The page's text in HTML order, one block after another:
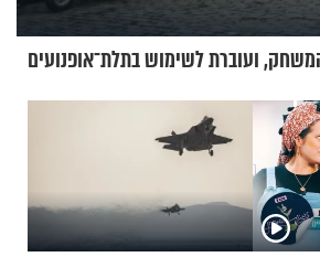
ועוברת לשימוש בתלת־אופנועים